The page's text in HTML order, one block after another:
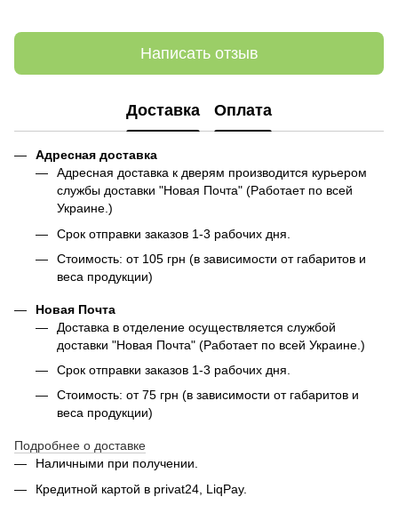
Написать отзыв
Доставка Оплата
Адресная доставка
Адресная доставка к дверям производится курьером
службы доставки "Новая Почта" (Работает по всей
Украине.)
Срок отправки заказов 1-3 рабочих дня.
Стоимость: от 105 грн (в зависимости от габаритов и
веса продукции)
Новая Почта
Доставка в отделение осуществляется службой
доставки "Новая Почта" (Работает по всей Украине.)
Срок отправки заказов 1-3 рабочих дня.
Стоимость: от 75 грн (в зависимости от габаритов и
веса продукции)
Подробнее о доставке
Наличными при получении.
Кредитной картой в privat24, LiqPay.